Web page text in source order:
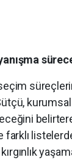
kurumsal
farklı